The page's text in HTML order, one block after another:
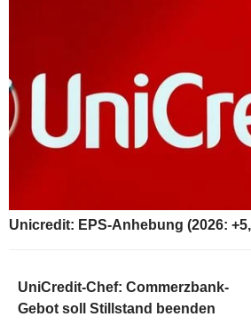
Unicredit: EPS-Anhebung (2026:
UniCredit-Chef: Commerzbank-
Gebot soll Stillstand beenden